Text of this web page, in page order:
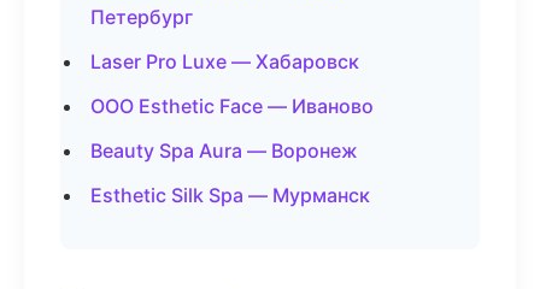
Петербург
Laser Pro Luxe — Хабаровск
ООО Esthetic Face — Иваново
Beauty Spa Aura — Воронеж
Esthetic Silk Spa — Мурманск